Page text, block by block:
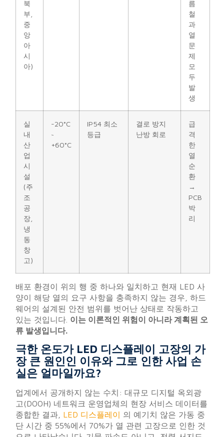
북
부,
중
앙
아
시
아)
름
철
과
열
문
제
모
두
발
생
실
내
산
업
시
설
(주
조
공
장,
냉
동
창
고)
-20°C
~
+60°C
IP54 최소
등급
결로 방지
난방 회로
급
격
한
열
순
환
→
PCB
박
리
배포 환경이 위의 행 중 하나와 일치하고 현재 LED 사
양이 해당 열의 요구 사항을 충족하지 않는 경우, 하드
웨어의 설계된 안전 범위를 벗어난 상태로 작동하고
있는 것입니다. 이는 이론적인 위험이 아니라 계획된 오
류 발생입니다.
극한 온도가 LED 디스플레이 고장의 가
장 큰 원인인 이유와 그로 인한 사업 손
실은 얼마일까요?
업계에서 공개하지 않는 수치: 대규모 디지털 옥외광
고(DOOH) 네트워크 운영업체의 현장 서비스 데이터를
종합한 결과, LED 디스플레이 의 예기치 않은 가동 중
단 시간 중 55%에서 70%가 열 관련 고장으로 인한 것